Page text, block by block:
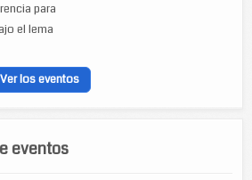
para
el lema
Ver los eventos
eventos